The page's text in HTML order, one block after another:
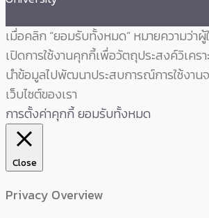
เมื่อคลิก “ยอมรับทั้งหมด” หมายความว่าผู้
เปิดการใช้งานคุกกี้เพื่อวัตถุประสงค์วิเครา
นำข้อมูลไปพัฒนาประสบการณ์การใช้งาน
เว็บไซต์ของเรา
การตั้งค่าคุกกี้ยอมรับทั้งหมด
Close
Privacy Overview